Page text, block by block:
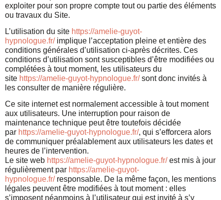
exploiter pour son propre compte tout ou partie des éléments
ou travaux du Site.
L’utilisation du site https://amelie-guyot-
hypnologue.fr/implique l’acceptation pleine et entière des
conditions générales d’utilisation ci-après décrites. Ces
conditions d’utilisation sont susceptibles d’être modifiées ou
complétées à tout moment, les utilisateurs du
site https://amelie-guyot-hypnologue.fr/sont donc invités à
les consulter de manière régulière.
Ce site internet est normalement accessible à tout moment
aux utilisateurs. Une interruption pour raison de
maintenance technique peut être toutefois décidée
par https://amelie-guyot-hypnologue.fr/, qui s’efforcera alors
de communiquer préalablement aux utilisateurs les dates et
heures de l’intervention.
Le site web https://amelie-guyot-hypnologue.fr/ est mis à jour
régulièrement par https://amelie-guyot-
hypnologue.fr/ responsable. De la même façon, les mentions
légales peuvent être modifiées à tout moment : elles
s’imposent néanmoins à l’utilisateur qui est invité à s’y